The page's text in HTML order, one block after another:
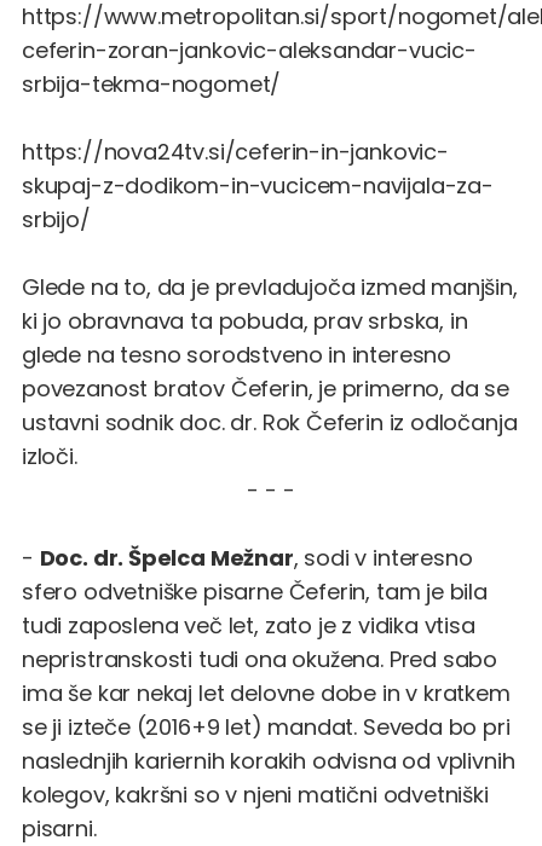
https://www.metropolitan.si/sport/nogomet/
ceferin-zoran-jankovic-aleksandar-vucic-
srbija-tekma-nogomet/
https://nova24tv.si/ceferin-in-jankovic-
skupaj-z-dodikom-in-vucicem-navijala-za-
srbijo/
Glede na to, da je prevladujoča izmed manjšin,
ki jo obravnava ta pobuda, prav srbska, in
glede na tesno sorodstveno in interesno
povezanost bratov Čeferin, je primerno, da se
ustavni sodnik doc. dr. Rok Čeferin iz odločanja
izloči.
- - -
- Doc. dr. Špelca Mežnar, sodi v interesno
sfero odvetniške pisarne Čeferin, tam je bila
tudi zaposlena več let, zato je z vidika vtisa
nepristranskosti tudi ona okužena. Pred sabo
ima še kar nekaj let delovne dobe in v kratkem
se ji izteče (2016+9 let) mandat. Seveda bo pri
naslednjih kariernih korakih odvisna od vplivnih
kolegov, kakršni so v njeni matični odvetniški
pisarni.